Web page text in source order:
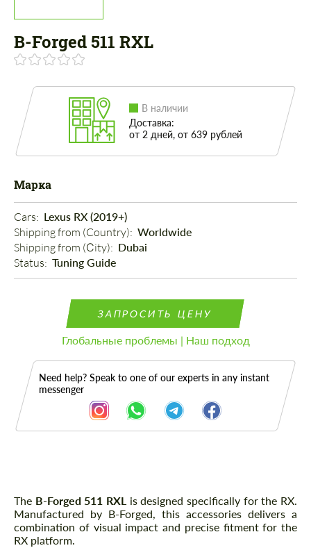
B-Forged 511 RXL
В наличии
Доставка:
от 2 дней, от 639 рублей
Марка
Cars: Lexus RX (2019+)
Shipping from (Country): Worldwide
Shipping from (Сity): Dubai
Status: Tuning Guide
ЗАПРОСИТЬ ЦЕНУ
Глобальные проблемы | Наш подход
Need help? Speak to one of our experts in any instant
messenger
Описание
The B-Forged 511 RXL is designed specifically for the RX.
Manufactured by B-Forged, this accessories delivers a
combination of visual impact and precise fitment for the
RX platform.